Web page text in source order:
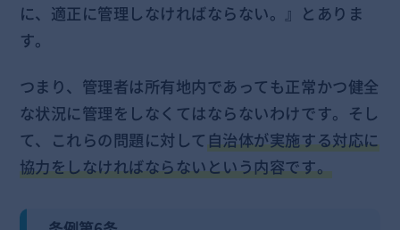
に、適正に管理しなければならない。』とありま
す。
つまり、管理者は所有地内であっても正常かつ健全
な状況に管理をしなくてはならないわけです。そし
て、これらの問題に対して自治体が実施する対応に
協力をしなければならないという内容です。